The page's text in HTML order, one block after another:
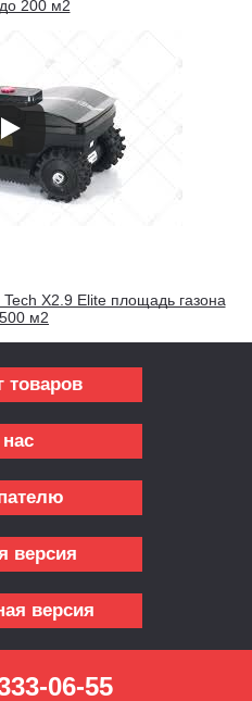
200 м2
X2.9 Elite площадь газона
м2
товаров
версия
версия
06-55